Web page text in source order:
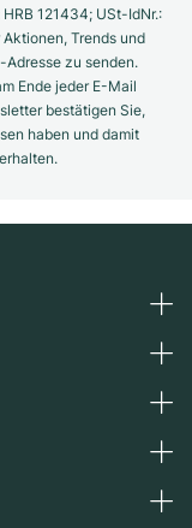
121434; USt-IdNr.:
Trends und
zu senden.
Ende jeder E-Mail
bestätigen Sie,
haben und damit